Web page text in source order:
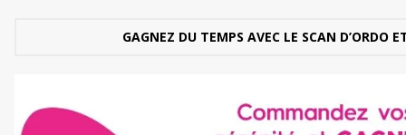
GAGNEZ DU TEMPS AVEC LE SCAN D’ORDO